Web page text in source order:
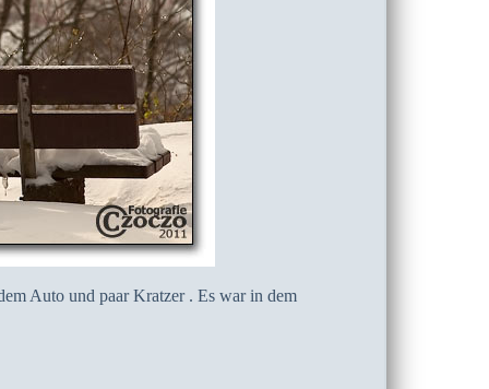
Auto und paar Kratzer . Es war in dem